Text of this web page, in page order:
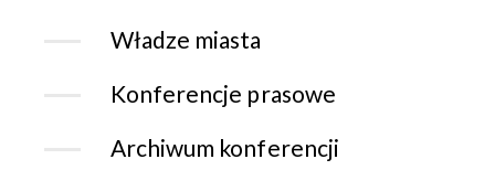
Władze miasta
Konferencje prasowe
Archiwum konferencji